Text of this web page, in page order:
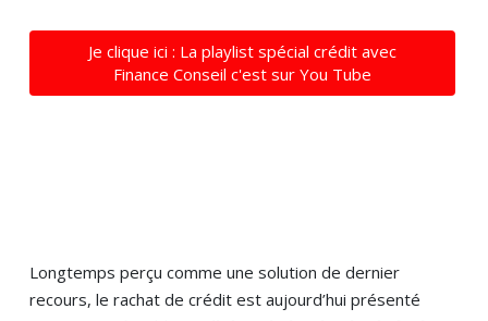
Je clique ici : La playlist spécial crédit avec
Finance Conseil c'est sur You Tube
Longtemps perçu comme une solution de dernier
recours, le rachat de crédit est aujourd’hui présenté